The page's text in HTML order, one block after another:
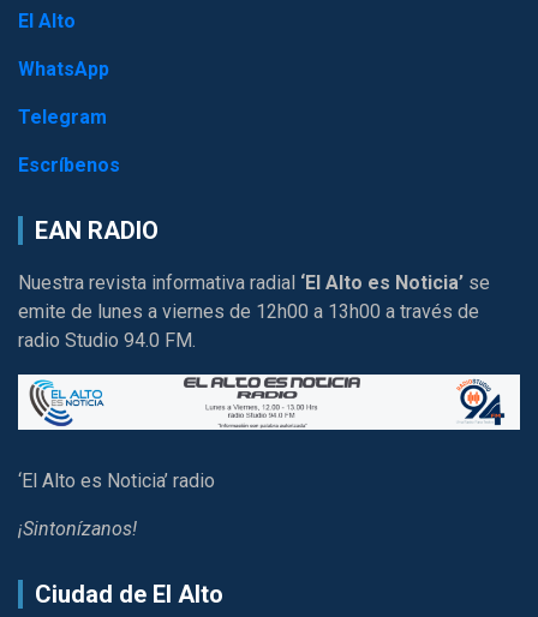
El Alto
WhatsApp
Telegram
Escríbenos
EAN RADIO
Nuestra revista informativa radial ‘El Alto es Noticia’ se
emite de lunes a viernes de 12h00 a 13h00 a través de
radio Studio 94.0 FM.
‘El Alto es Noticia’ radio
¡Sintonízanos!
Ciudad de El Alto